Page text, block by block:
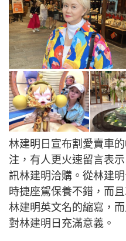
林建明日宣布割愛賣車
注，有人更火速留言表
訊林建明洽購。從林建
時捷座駕保養不錯，而
林建明英文名的縮寫，
對林建明日充滿意義。